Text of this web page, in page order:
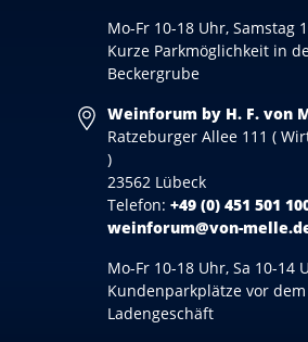
Mo-Fr 10-18 Uhr, Samstag
Kurze Parkmöglichkeit in
Beckergrube
Weinforum by H. F. von
Ratzeburger Allee 111 (
)
23562 Lübeck
Telefon: +49 (0) 451 501
weinforum@von-
Mo-Fr 10-18 Uhr, Sa 10-14
Kundenparkplätze vor dem
Ladengeschäft